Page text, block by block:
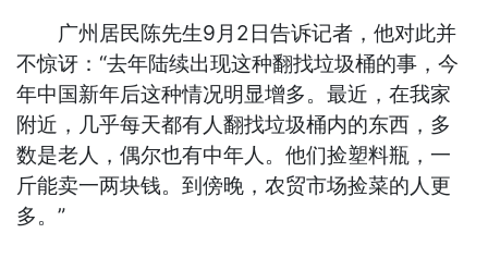
广州居民陈先生9月2日告诉记者，他对此并
不惊讶：“去年陆续出现这种翻找垃圾桶的事，今
年中国新年后这种情况明显增多。最近，在我家
附近，几乎每天都有人翻找垃圾桶内的东西，多
数是老人，偶尔也有中年人。他们捡塑料瓶，一
斤能卖一两块钱。到傍晚，农贸市场捡菜的人更
多。”